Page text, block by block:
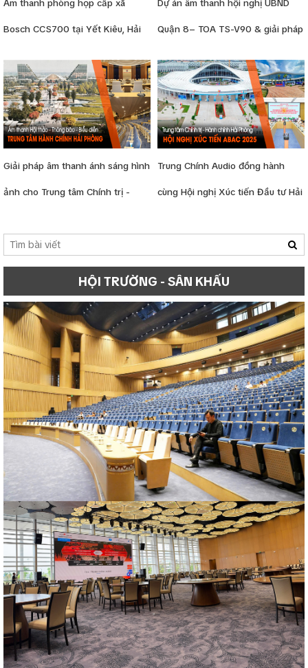
Âm thanh phòng họp cấp xã
Bosch CCS700 tại Yết Kiêu, Hải
Dự án âm thanh hội nghị UBND
Quận 8– TOA TS-V90 & giải pháp
Giải pháp âm thanh ánh sáng hình
ảnh cho Trung tâm Chính trị -
Trung Chính Audio đồng hành
cùng Hội nghị Xúc tiến Đầu tư Hải
HỘI TRƯỜNG - SÂN KHẤU